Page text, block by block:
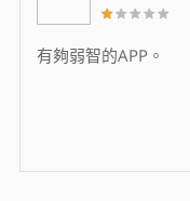
有夠弱智的APP。